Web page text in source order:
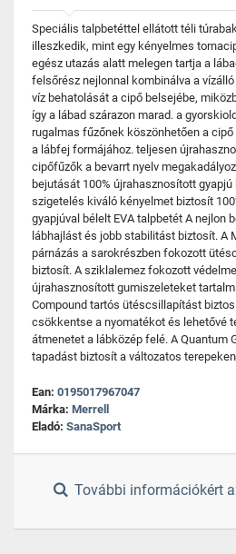
Speciális talpbetéttel ellátott téli
illeszkedik, mint egy kényelmes
egész utazás alatt melegen tartja a
felsőrész nejlonnal kombinálva a
víz behatolását a cipő belsejébe,
így a lábad szárazon marad. a
rugalmas fűzőnek köszönhetően a
a lábfej formájához. teljesen
cipőfűzők a bevarrt nyelv
bejutását 100% újrahasznosított
szigetelés kiváló kényelmet biztosít
gyapjúval bélelt EVA talpbetét A nejlon
lábhajlást és jobb stabilitást biztosít. A
párnázás a sarokrészben fokozott
biztosít. A sziklalemez fokozott
újrahasznosított gumiszeleteket
Compound tartós ütéscsillapítást
csökkentse a nyomatékot és lehetővé
átmenetet a lábközép felé. A Quantum
tapadást biztosít a változatos
Ean: 0195017967047
Márka: Merrell
Eladó: SanaSport
További információkért